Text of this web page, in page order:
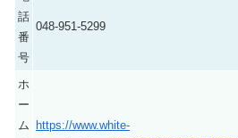
話
番
号
048-951-5299
ホ
ー
ム
https://www.white-